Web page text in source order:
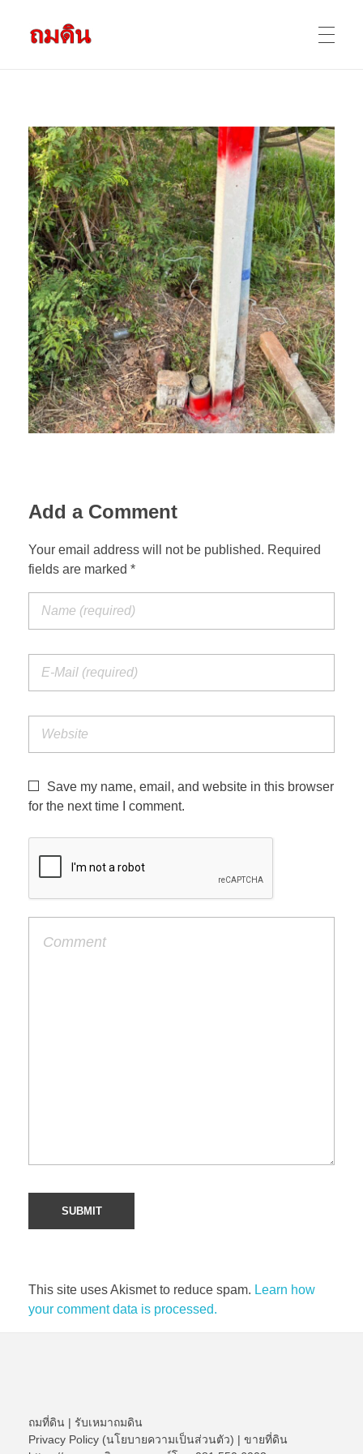
ผลงานถมดิน
ข้อมูลการถมดิน
ติดต่อเรา
Add a Comment
Your email address will not be published. Required
fields are marked *
Save my name, email, and website in this browser
for the next time I comment.
This site uses Akismet to reduce spam. Learn how
your comment data is processed.
ถมที่ดิน | รับเหมาถมดิน
Privacy Policy (นโยบายความเป็นส่วนตัว) | ขายที่ดิน